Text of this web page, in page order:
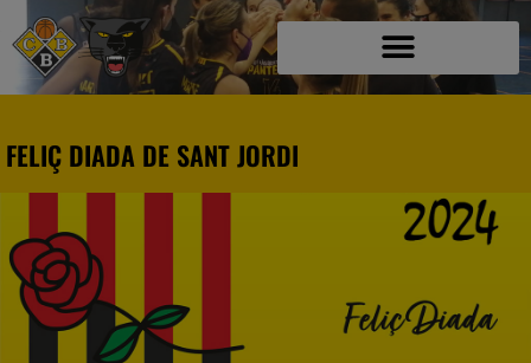
FELIÇ DIADA DE SANT JORDI